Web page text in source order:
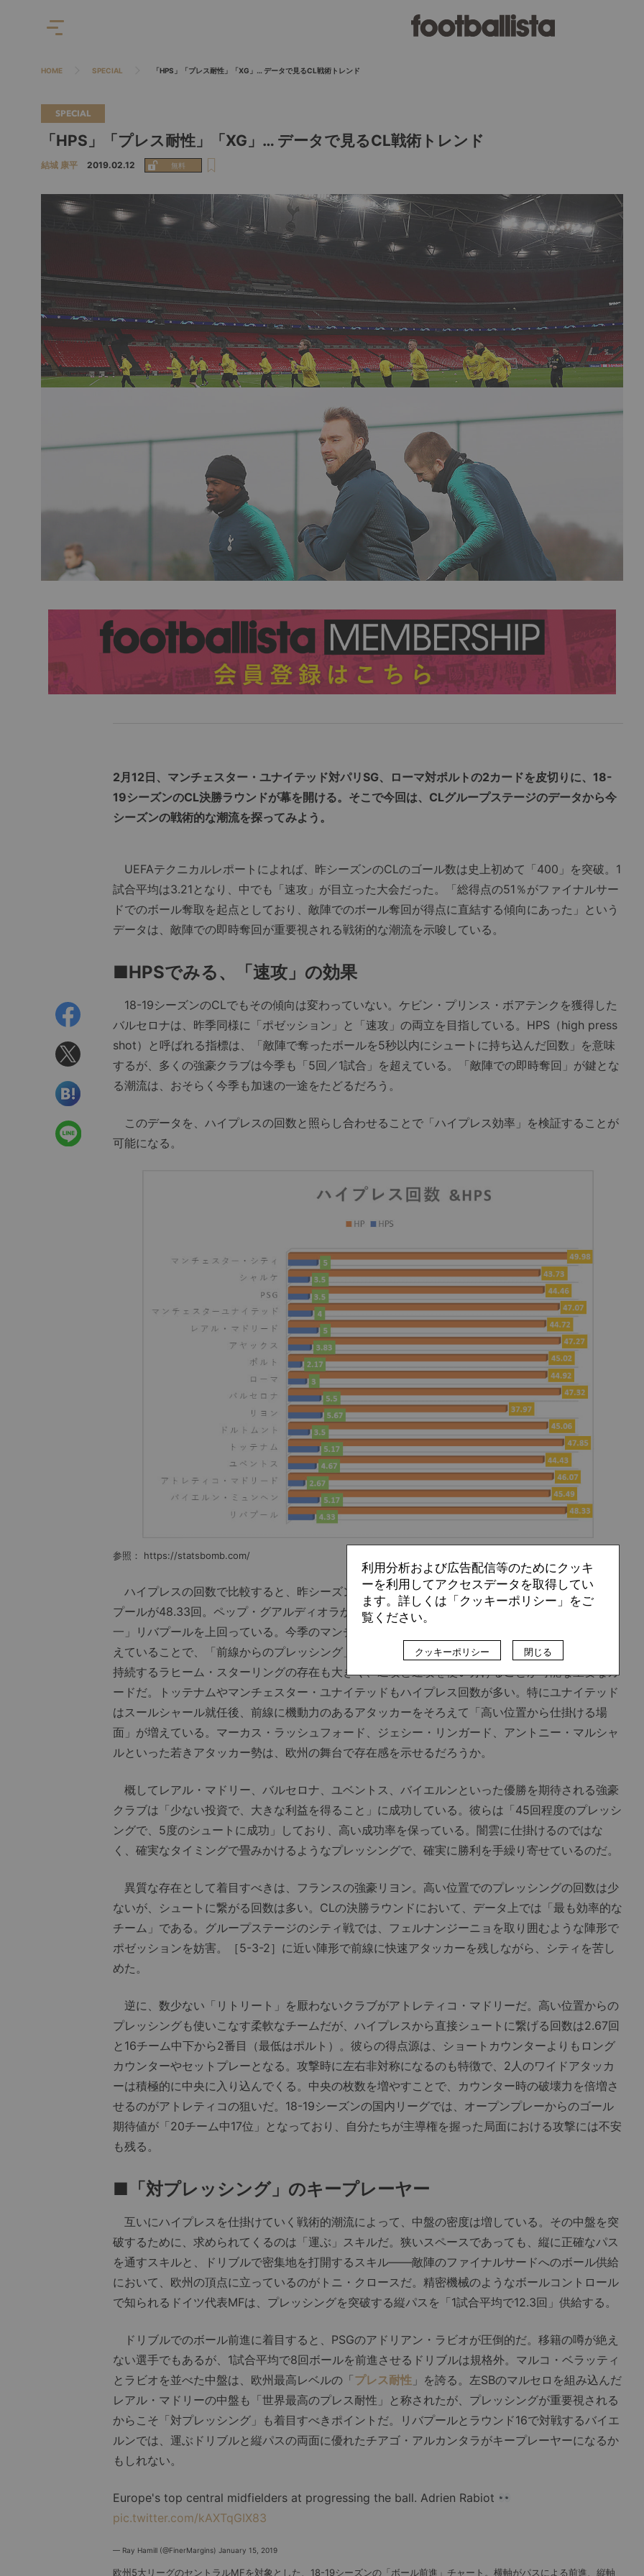
HOME SPECIAL 「HPS」「プレス耐性」「XG」… データで見るCL戦術トレンド
SPECIAL
「HPS」「プレス耐性」「XG」… データで見るCL戦術トレンド
結城 康平 2019.02.12
2月12日、マンチェスター・ユナイテッド対パリSG、ローマ対ポルトの2カードを皮切りに、18-
19シーズンのCL決勝ラウンドが幕を開ける。そこで今回は、CLグループステージのデータから今
シーズンの戦術的な潮流を探ってみよう。
UEFAテクニカルレポートによれば、昨シーズンのCLのゴール数は史上初めて「400」を突破。1
試合平均は3.21となり、中でも「速攻」が目立った大会だった。「総得点の51％がファイナルサー
ドでのボール奪取を起点としており、敵陣でのボール奪回が得点に直結する傾向にあった」という
データは、敵陣での即時奪回が重要視される戦術的な潮流を示唆している。
■HPSでみる、「速攻」の効果
18-19シーズンのCLでもその傾向は変わっていない。ケビン・プリンス・ボアテンクを獲得した
バルセロナは、昨季同様に「ポゼッション」と「速攻」の両立を目指している。HPS（high press
shot）と呼ばれる指標は、「敵陣で奪ったボールを5秒以内にシュートに持ち込んだ回数」を意味
するが、多くの強豪クラブは今季も「5回／1試合」を超えている。「敵陣での即時奪回」が鍵とな
る潮流は、おそらく今季も加速の一途をたどるだろう。
このデータを、ハイプレスの回数と照らし合わせることで「ハイプレス効率」を検証することが
可能になる。
参照： https://statsbomb.com/
ハイプレスの回数で比較すると、昨シーズンの戦術的潮流「 ストーミング
」の象徴となったリバ
プールが48.33回。ペップ・グアルディオラが率いるマンチェスター・シティが、49.98回で「唯
一」リバプールを上回っている。今季のマンチェスター・シティはベルナルド・シルバの起用が増
えていることで、「前線からのプレッシング」と「速攻へのシフト」が柔軟になっている。好調を
持続するラヒーム・スターリングの存在も大きく、遅攻と速攻を使い分けることが可能な重要なカ
ードだ。トッテナムやマンチェスター・ユナイテッドもハイプレス回数が多い。特にユナイテッド
はスールシャール就任後、前線に機動力のあるアタッカーをそろえて「高い位置から仕掛ける場
面」が増えている。マーカス・ラッシュフォード、ジェシー・リンガード、アントニー・マルシャ
ルといった若きアタッカー勢は、欧州の舞台で存在感を示せるだろうか。
概してレアル・マドリー、バルセロナ、ユベントス、バイエルンといった優勝を期待される強豪
クラブは「少ない投資で、大きな利益を得ること」に成功している。彼らは「45回程度のプレッシ
ングで、5度のシュートに成功」しており、高い成功率を保っている。闇雲に仕掛けるのではな
く、確実なタイミングで畳みかけるようなプレッシングで、確実に勝利を手繰り寄せているのだ。
異質な存在として着目すべきは、フランスの強豪リヨン。高い位置でのプレッシングの回数は少
ないが、シュートに繋がる回数は多い。CLの決勝ラウンドにおいて、データ上では「最も効率的な
チーム」である。グループステージのシティ戦では、フェルナンジーニョを取り囲むような陣形で
ポゼッションを妨害。［5-3-2］に近い陣形で前線に快速アタッカーを残しながら、シティを苦し
めた。
逆に、数少ない「リトリート」を厭わないクラブがアトレティコ・マドリーだ。高い位置からの
プレッシングも使いこなす柔軟なチームだが、ハイプレスから直接シュートに繋げる回数は2.67回
と16チーム中下から2番目（最低はポルト）。彼らの得点源は、ショートカウンターよりもロング
カウンターやセットプレーとなる。攻撃時に左右非対称になるのも特徴で、2人のワイドアタッカ
ーは積極的に中央に入り込んでくる。中央の枚数を増やすことで、カウンター時の破壊力を倍増さ
せるのがアトレティコの狙いだ。18-19シーズンの国内リーグでは、オープンプレーからのゴール
期待値が「20チーム中17位」となっており、自分たちが主導権を握った局面における攻撃には不安
も残る。
■「対プレッシング」のキープレーヤー
互いにハイプレスを仕掛けていく戦術的潮流によって、中盤の密度は増している。その中盤を突
破するために、求められてくるのは「運ぶ」スキルだ。狭いスペースであっても、縦に正確なパス
を通すスキルと、ドリブルで密集地を打開するスキル――敵陣のファイナルサードへのボール供給
において、欧州の頂点に立っているのがトニ・クロースだ。精密機械のようなボールコントロール
で知られるドイツ代表MFは、プレッシングを突破する縦パスを「1試合平均で12.3回」供給する。
ドリブルでのボール前進に着目すると、PSGのアドリアン・ラビオが圧倒的だ。移籍の噂が絶え
ない選手でもあるが、1試合平均で8回ボールを前進させるドリブルは規格外。マルコ・ベラッティ
とラビオを並べた中盤は、欧州最高レベルの「プレス耐性 」を誇る。左SBのマルセロを組み込んだ
レアル・マドリーの中盤も「世界最高のプレス耐性」と称されたが、プレッシングが重要視される
からこそ「対プレッシング」も着目すべきポイントだ。リバプールとラウンド16で対戦するバイエ
ルンでは、運ぶドリブルと縦パスの両面に優れたチアゴ・アルカンタラがキープレーヤーになるか
もしれない。
Europe's top central midfielders at progressing the ball. Adrien Rabiot
pic.twitter.com/kAXTqGIX83
— Ray Hamill (@FinerMargins) January 15, 2019
欧州5大リーグのセントラルMFを対象とした、18-19シーズンの「ボール前進」チャート。横軸がパスによる前進、縦軸
利用分析および広告配信等のためにクッキ
ーを利用してアクセスデータを取得してい
ます。詳しくは「クッキーポリシー」をご
覧ください。
クッキーポリシー 閉じる